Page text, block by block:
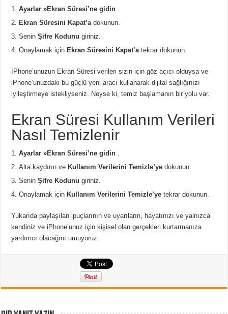
Ayarlar »Ekran Süresi’ne gidin .
Ekran Süresini Kapat’adokunun.
SeninŞifre Kodunu giriniz.
Onaylamak için Ekran Süresini Kapat’atekrar dokunun.
İPhone’unuzun Ekran Süresi verileri sizin için göz açıcı olduysa ve
iPhone’unuzdaki bu güçlü yeni aracı kullanarak dijital sağlığınızı
iyileştirmeye istekliyseniz. Neyse ki, temiz başlamanın bir yolu var.
Ekran Süresi Kullanım Verileri
Nasıl Temizlenir
Ayarlar »Ekran Süresi’ne gidin .
Alta kaydırın ve Kullanım Verilerini Temizle’ye dokunun.
SeninŞifre Kodunu giriniz.
Onaylamak için Kullanım Verilerini Temizle’ye tekrar dokunun.
Yukarıda paylaşılan ipuçlarının ve uyarıların, hayatınızı ve yalnızca
kendiniz ve iPhone’unuz için kişisel olan gerçekleri kurtarmanıza
yardımcı olacağını umuyoruz.